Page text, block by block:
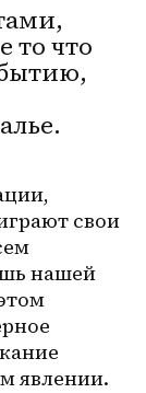
то что
свои
нашей
явлении.